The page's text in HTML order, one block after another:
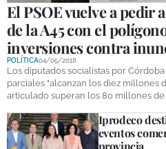
El PSOE vuelve a pedir
de la A45 con el
inversiones contra
POLÍTICA04/05/2018
Los diputados socialistas por
parciales "alcanzan los diez millones
articulado superan los 80 millones de
Iprodeco
eventos
provincia